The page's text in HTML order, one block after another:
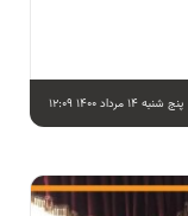
پنج شنبه 14 مرداد 1400 12:09